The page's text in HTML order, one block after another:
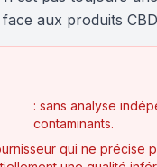
aux produits
: sans analyse
contaminants.
qui ne précise